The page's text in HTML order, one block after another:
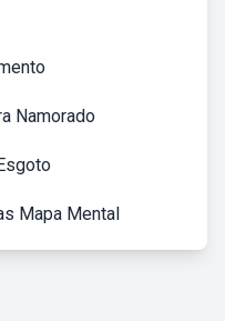
Namorado
Mapa Mental